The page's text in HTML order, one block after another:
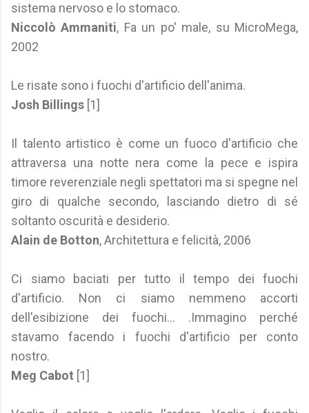
sistema nervoso e lo stomaco.
Niccolò Ammaniti, Fa un po' male, su MicroMega,
2002
Le risate sono i fuochi d'artificio dell'anima.
Josh Billings [1]
Il talento artistico è come un fuoco d'artificio che
attraversa una notte nera come la pece e ispira
timore reverenziale negli spettatori ma si spegne nel
giro di qualche secondo, lasciando dietro di sé
soltanto oscurità e desiderio.
Alain de Botton, Architettura e felicità, 2006
Ci siamo baciati per tutto il tempo dei fuochi
d'artificio. Non ci siamo nemmeno accorti
dell'esibizione dei fuochi... .Immagino perché
stavamo facendo i fuochi d'artificio per conto
nostro.
Meg Cabot [1]